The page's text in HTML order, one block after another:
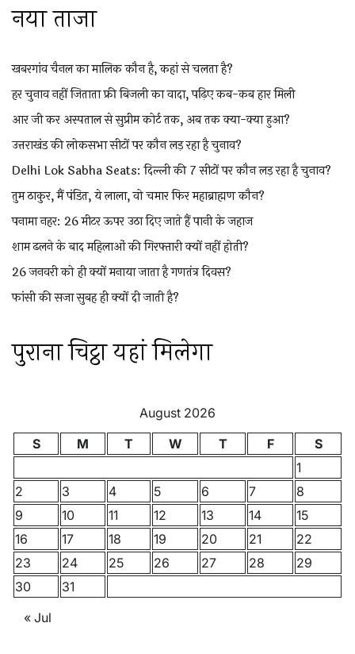
नया ताजा
खबरगांव चैनल का मालिक कौन है, कहां से चलता है?
हर चुनाव नहीं जिताता फ्री बिजली का वादा, पढ़िए कब-कब हार मिली
आर जी कर अस्पताल से सुप्रीम कोर्ट तक, अब तक क्या-क्या हुआ?
उत्तराखंड की लोकसभा सीटों पर कौन लड़ रहा है चुनाव?
Delhi Lok Sabha Seats: दिल्ली की 7 सीटों पर कौन लड़ रहा है चुनाव?
तुम ठाकुर, मैं पंडित, ये लाला, वो चमार फिर महाब्राह्मण कौन?
पनामा नहर: 26 मीटर ऊपर उठा दिए जाते हैं पानी के जहाज
शाम ढलने के बाद महिलाओं की गिरफ्तारी क्यों नहीं होती?
26 जनवरी को ही क्यों मनाया जाता है गणतंत्र दिवस?
फांसी की सजा सुबह ही क्यों दी जाती है?
पुराना चिट्ठा यहां मिलेगा
August 2026
S
M T W T F
S
1
2
3 4 5 6 7
8
9
10 11 12 13 14
15
16
17 18 19 20 21
22
23
24 25 26 27 28
29
30
31
« Jul